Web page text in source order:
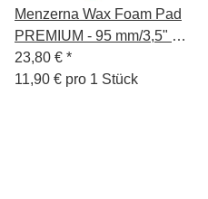
Menzerna Wax Foam Pad
PREMIUM - 95 mm/3,5" -
blau - 2 Stück
23,80 € *
11,90 € pro 1 Stück